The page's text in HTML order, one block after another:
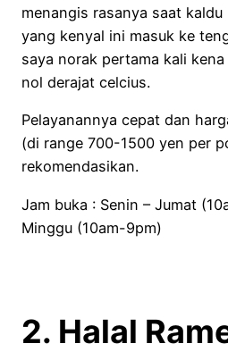
menangis rasanya saat
yang kenyal ini masuk ke
saya norak pertama kali
nol derajat celcius.
Pelayanannya cepat dan
(di range 700-1500 yen per
rekomendasikan.
Jam buka : Senin – Jumat
Minggu (10am-9pm)
2. Halal